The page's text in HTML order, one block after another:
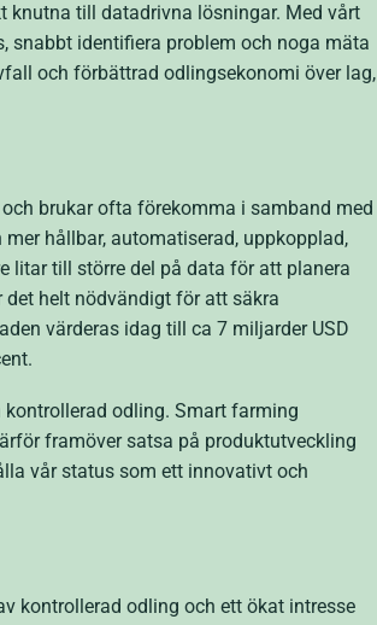
knutna till datadrivna lösningar. Med vårt
snabbt identifiera problem och noga mäta
och förbättrad odlingsekonomi över lag,
brukar ofta förekomma i samband med
hållbar, automatiserad, uppkopplad,
litar till större del på data för att planera
helt nödvändigt för att säkra
värderas idag till ca 7 miljarder USD
odling. Smart farming
framöver satsa på produktutveckling
vår status som ett innovativt och
kontrollerad odling och ett ökat intresse